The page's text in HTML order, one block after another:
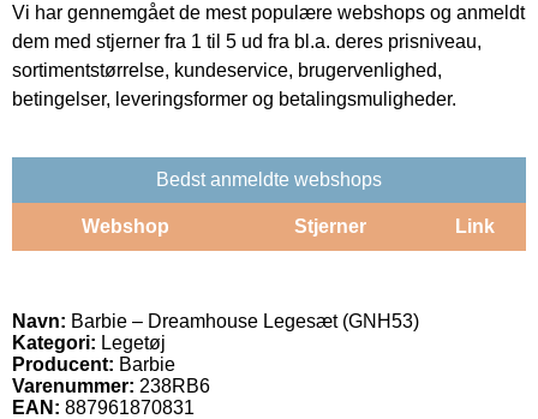
Vi har gennemgået de mest populære webshops og anmeldt
dem med stjerner fra 1 til 5 ud fra bl.a. deres prisniveau,
sortimentstørrelse, kundeservice, brugervenlighed,
betingelser, leveringsformer og betalingsmuligheder.
Bedst anmeldte webshops
Webshop Stjerner Link
Navn: Barbie – Dreamhouse Legesæt (GNH53)
Kategori: Legetøj
Producent: Barbie
Varenummer: 238RB6
EAN: 887961870831